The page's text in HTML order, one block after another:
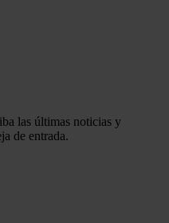
las últimas noticias y
de entrada.